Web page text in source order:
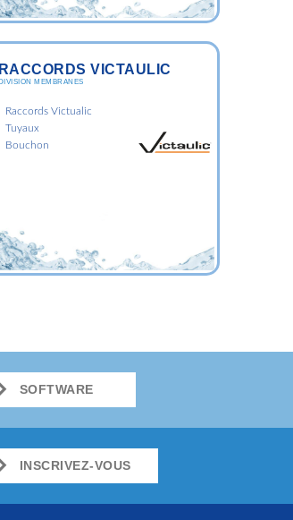
RACCORDS VICTAULIC
DIVISION MEMBRANES
Raccords Victualic
Tuyaux
Bouchon
SOFTWARE
INSCRIVEZ-VOUS